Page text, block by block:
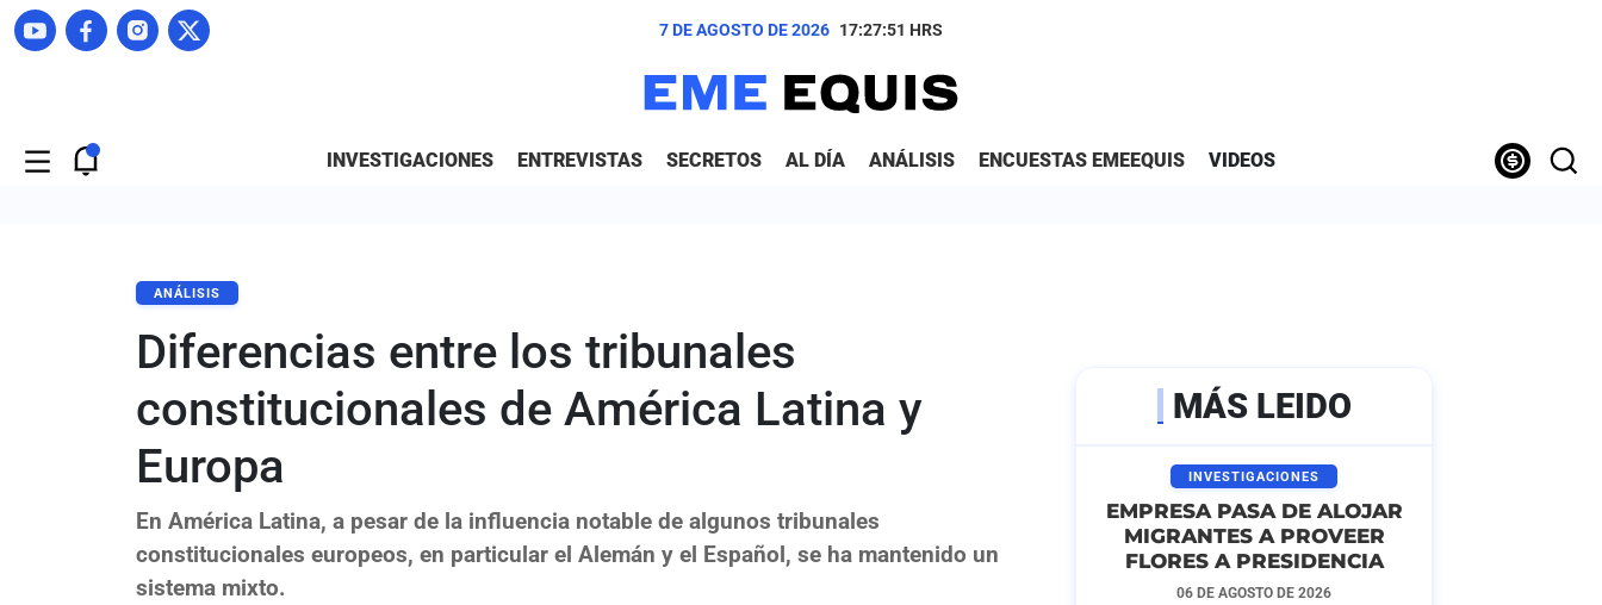
7 DE AGOSTO DE 2026 17:27:52 HRS
INVESTIGACIONES ENTREVISTAS SECRETOS AL DÍA ANÁLISIS ENCUESTAS EMEEQUIS VIDEOS
ANÁLISIS
Diferencias entre los tribunales
constitucionales de América Latina y
Europa
En América Latina, a pesar de la influencia notable de algunos tribunales
constitucionales europeos, en particular el Alemán y el Español, se ha mantenido un
sistema mixto.
MÁS LEIDO
INVESTIGACIONES
EMPRESA PASA DE ALOJAR
MIGRANTES A PROVEER
FLORES A PRESIDENCIA
06 DE AGOSTO DE 2026